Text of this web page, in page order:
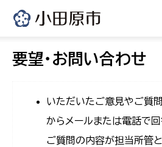
要望・お問い合わせ
いただいたご意見やご質
からメールまたは電話で回
ご質問の内容が担当所管